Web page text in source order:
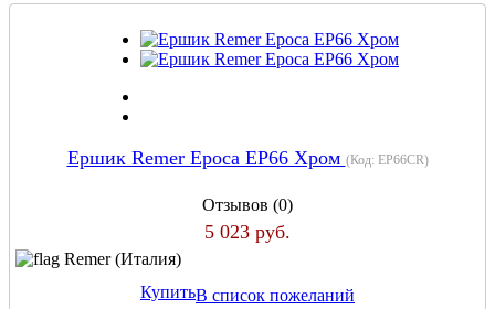
Ершик Remer Epoca EP66 Хром (Код: EP66CR)
Отзывов (0)
5 023 руб.
Remer (Италия)
КупитьВ список пожеланий